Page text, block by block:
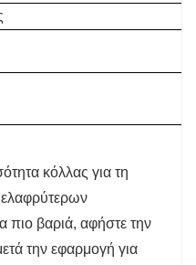
κόλλας για τη
πιο βαριά, αφήστε την
την εφαρμογή για